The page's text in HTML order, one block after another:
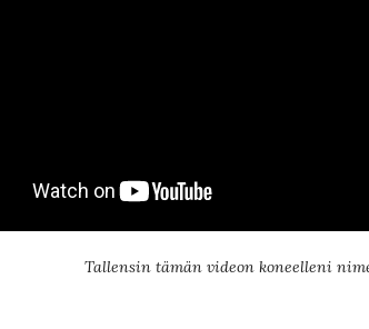
Tallensin tämän videon koneelleni